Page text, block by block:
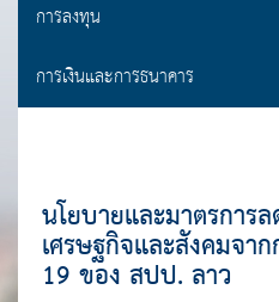
การลงทุน
การเงินและการธนาคาร
นโยบายและมาตรการ
เศรษฐกิจและสังคมจา
19 ของ สปป. ลาว